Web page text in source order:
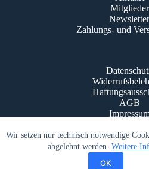
Wir setzen nur technisch notwendige
abgelehnt werden. Weitere
OK
Mitglieder
Zahlungs- und
AGB
Powered by